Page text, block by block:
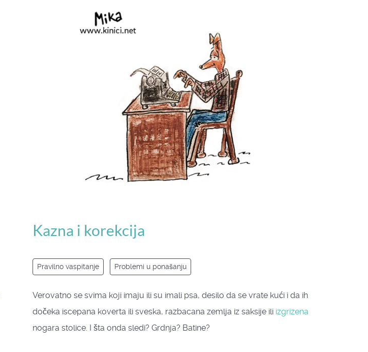
Kazna i korekcija
Pravilno vaspitanje Problemi u ponašanju
Verovatno se svima koji imaju ili su imali psa, desilo da se vrate kući i da ih
dočeka iscepana koverta ili sveska, razbacana zemlja iz saksije ili izgrizena
nogara stolice. I šta onda sledi? Grdnja? Batine?